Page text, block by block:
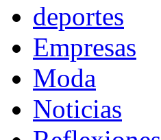
deportes
Empresas
Moda
Noticias